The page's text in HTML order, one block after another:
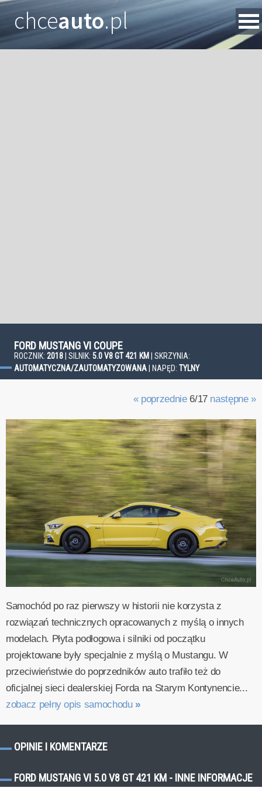
chceauto.pl
FORD MUSTANG VI COUPE
ROCZNIK: 2018 | SILNIK: 5.0 V8 GT 421 KM
| SKRZYNIA:
AUTOMATYCZNA/ZAUTOMATYZOWANA | NAPĘD: TYLNY
« poprzednie6/17 następne »
Samochód po raz pierwszy w historii nie korzysta z
rozwiązań technicznych opracowanych z myślą o innych
modelach. Płyta podłogowa i silniki od początku
projektowane były specjalnie z myślą o Mustangu. W
przeciwieństwie do poprzedników auto trafiło też do
oficjalnej sieci dealerskiej Forda na Starym Kontynencie...
zobacz pełny opis samochodu »
OPINIE I KOMENTARZE
FORD MUSTANG VI 5.0 V8 GT 421 KM - INNE INFORMACJE